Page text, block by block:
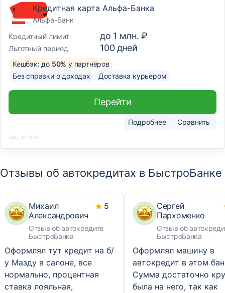
Кредитная карта Альфа-Банка
Альфа-Банк
Кредитный лимит
до 1 млн. ₽
Льготный период 100дней
Кешбэк: до 50% у партнёров
Без справки о доходах
Доставка курьером
Подробнее Сравнить
Перейти
Лиц. №1326
Отзывы об автокредитах в БыстроБанке
Михаил
Александрович
Отзыв об автокредите
БыстроБанка
5
Оформлял тут кредит на б/
у Мазду в салоне, все
нормально, процентная
ставка лояльная,
Сергей
Пархоменко
Отзыв об
БыстроБанка
Оформлял машину в
автокредит в этом
Сумма достаточно
была на него, так как